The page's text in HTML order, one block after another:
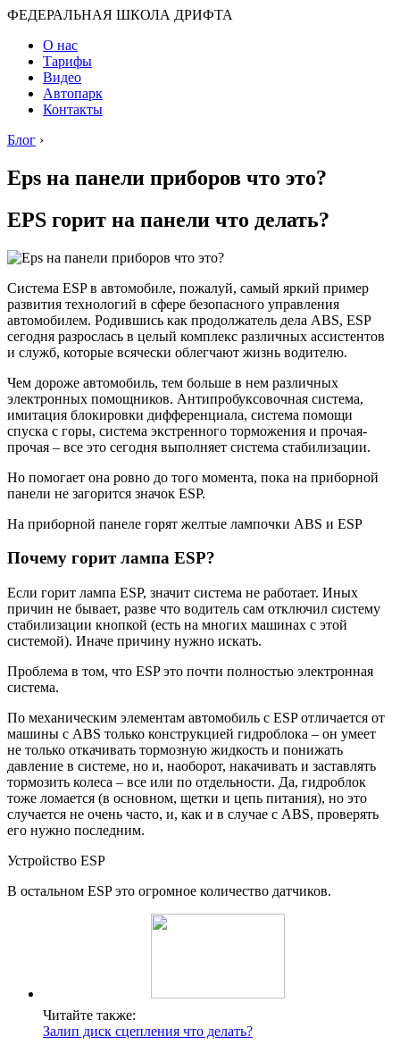
ФЕДЕРАЛЬНАЯ ШКОЛА ДРИФТА
О нас
Тарифы
Видео
Автопарк
Контакты
Блог ›
Eps на панели приборов что это?
EPS горит на панели что делать?
Система ESP в автомобиле, пожалуй, самый яркий пример
развития технологий в сфере безопасного управления
автомобилем. Родившись как продолжатель дела ABS, ESP
сегодня разрослась в целый комплекс различных ассистентов
и служб, которые всячески облегчают жизнь водителю.
Чем дороже автомобиль, тем больше в нем различных
электронных помощников. Антипробуксовочная система,
имитация блокировки дифференциала, система помощи
спуска с горы, система экстренного торможения и прочая-
прочая – все это сегодня выполняет система стабилизации.
Но помогает она ровно до того момента, пока на приборной
панели не загорится значок ESP.
На приборной панеле горят желтые лампочки ABS и ESP
Почему горит лампа ESP?
Если горит лампа ESP, значит система не работает. Иных
причин не бывает, разве что водитель сам отключил систему
стабилизации кнопкой (есть на многих машинах с этой
системой). Иначе причину нужно искать.
Проблема в том, что ESP это почти полностью электронная
система.
По механическим элементам автомобиль с ESP отличается от
машины с ABS только конструкцией гидроблока – он умеет
не только откачивать тормозную жидкость и понижать
давление в системе, но и, наоборот, накачивать и заставлять
тормозить колеса – все или по отдельности. Да, гидроблок
тоже ломается (в основном, щетки и цепь питания), но это
случается не очень часто, и, как и в случае с ABS, проверять
его нужно последним.
Устройство ESP
В остальном ESP это огромное количество датчиков.
Читайте также:
Залип диск сцепления что делать?